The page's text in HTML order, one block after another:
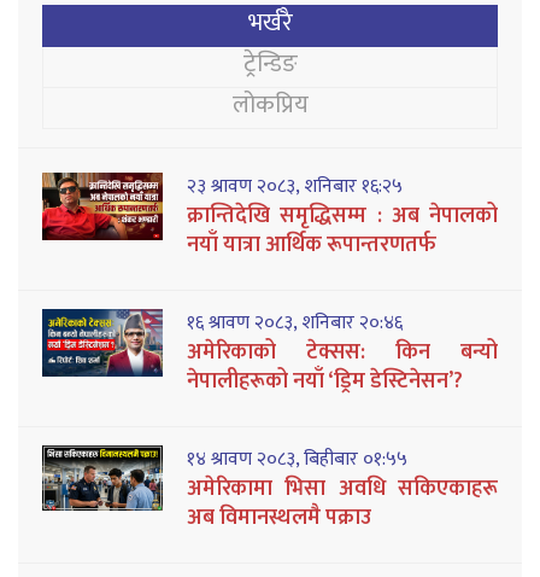
भर्खरै
ट्रेन्डिङ
लोकप्रिय
२३ श्रावण २०८३, शनिबार १६:२५
क्रान्तिदेखि समृद्धिसम्म : अब नेपालको
नयाँ यात्रा आर्थिक रूपान्तरणतर्फ
१६ श्रावण २०८३, शनिबार २०:४६
अमेरिकाको टेक्सस: किन बन्यो
नेपालीहरूको नयाँ ‘ड्रिम डेस्टिनेसन’?
१४ श्रावण २०८३, बिहीबार ०१:५५
अमेरिकामा भिसा अवधि सकिएकाहरू
अब विमानस्थलमै पक्राउ